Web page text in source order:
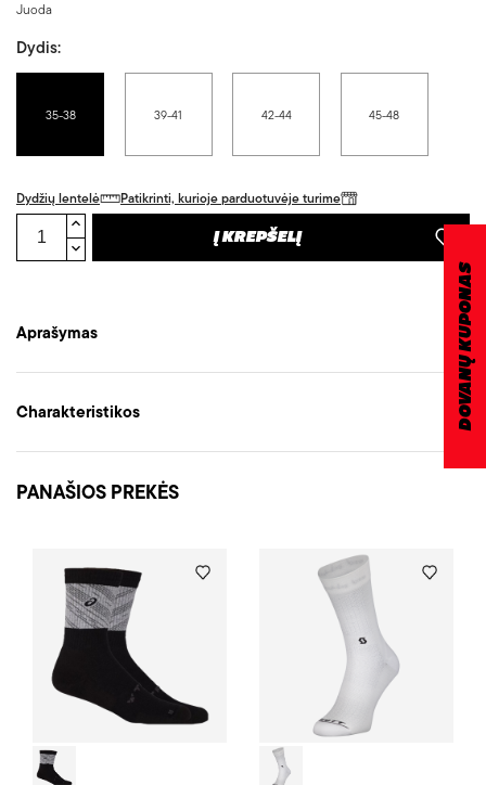
Juoda
Dydis:
35-38 39-41 42-44 45-48
Dydžių lentelė Patikrinti, kurioje parduotuvėje turime
Į KREPŠELĮ
Aprašymas
Charakteristikos
PANAŠIOS PREKĖS
DOVANŲ KUPONAS